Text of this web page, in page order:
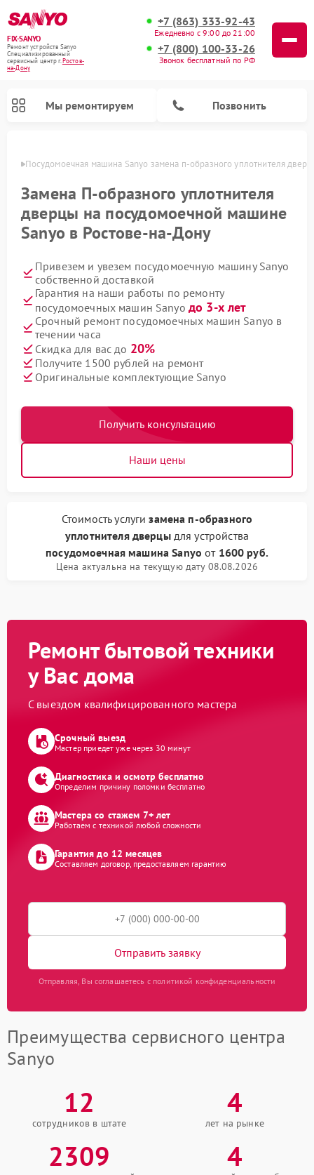
FIX-SANYO
Ремонт устройств Sanyo
Специализированный
cервисный центр г.Ростов-
на-Дону
+7 (863) 333-92-43
Ежедневно с 9:00 до 21:00
+7 (800) 100-33-26
Звонок бесплатный по РФ
Мы ремонтируем Позвонить
Посудомоечная машина Sanyo замена п-образного уплотнителя
Замена П-образного уплотнителя
дверцы на посудомоечной машине
Sanyo в Ростове-на-Дону
Привезем и увезем посудомоечную машину Sanyo
собственной доставкой
Гарантия на наши работы по ремонту
посудомоечных машин Sanyo до 3-х лет
Срочный ремонт посудомоечных машин Sanyo в
течении часа
Скидка для вас до 20%
Получите 1500 рублей на ремонт
Оригинальные комплектующие Sanyo
Получить консультацию
Наши цены
Стоимость услугизамена п-образного
уплотнителя дверцыдля устройства
посудомоечная машина Sanyo от 1600 руб.
Цена актуальна на текущую дату 08.08.2026
Ремонт бытовой техники
у Вас дома
С выездом квалифицированного мастера
Срочный выезд
Мастер приедет уже через 30 минут
Диагностика и осмотр бесплатно
Определим причину поломки бесплатно
Мастера со стажем 7+ лет
Работаем с техникой любой сложности
Гарантия до 12 месяцев
Составляем договор, предоставляем гарантию
Отправить заявку
Отправляя, Вы соглашаетесь с политикой конфиденциальности
Преимущества сервисного центра
Sanyo
12
сотрудников в штате
4
лет на рынке
2309 4